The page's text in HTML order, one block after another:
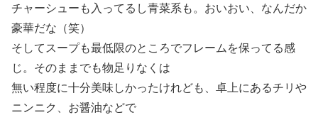
チャーシューも入ってるし青菜系も。おいおい、なんだか
豪華だな（笑）
そしてスープも最低限のところでフレームを保ってる感
じ。そのままでも物足りなくは
無い程度に十分美味しかったけれども、卓上にあるチリや
ニンニク、お醤油などで